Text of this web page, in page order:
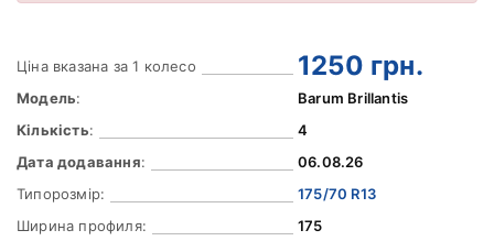
Ціна вказана за 1 колесо 1250 грн.
Модель:
Barum Brillantis
Кількість:
4
Дата додавання:
06.08.26
Типорозмір:
175/70 R13
Ширина профиля:
175